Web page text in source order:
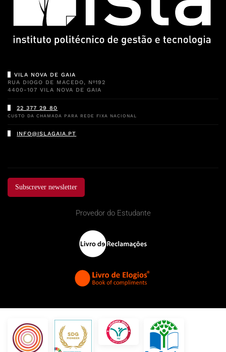
VILA NOVA DE GAIA
RUA DIOGO DE MACEDO, Nº192
4400-107 VILA NOVA DE GAIA
22 377 29 80
CUSTO DA CHAMADA PARA REDE FIXA NACIONAL
INFO@ISLAGAIA.PT
Subscrever newsletter
Provedor do Estudante